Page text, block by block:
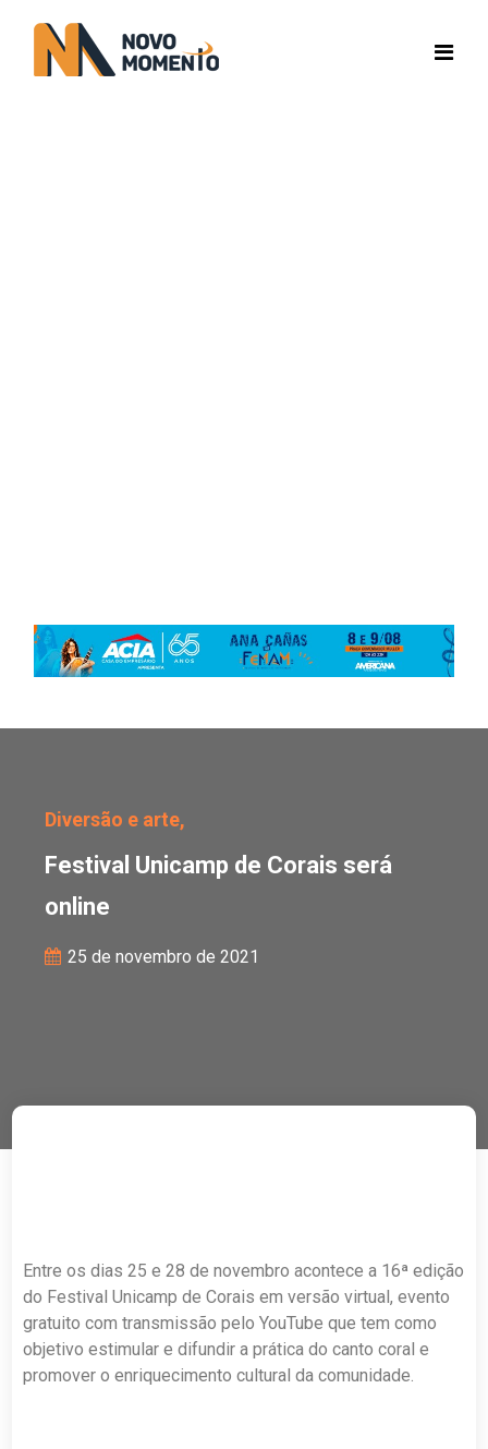
Diversão e arte,
Festival Unicamp de Corais será
online
25 de novembro de 2021
Entre os dias 25 e 28 de novembro acontece a 16ª edição
do Festival Unicamp de Corais em versão virtual, evento
gratuito com transmissão pelo YouTube que tem como
objetivo estimular e difundir a prática do canto coral e
promover o enriquecimento cultural da comunidade.